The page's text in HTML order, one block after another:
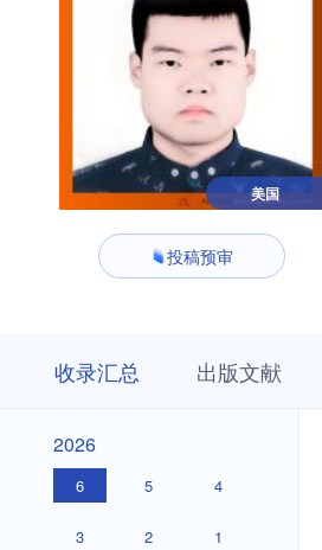
美国
投稿预审
收录汇总 出版文献
2026
2026
6 5 4
3 2 1